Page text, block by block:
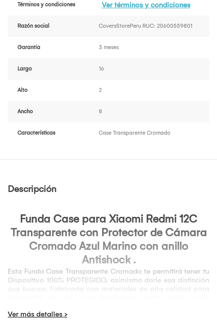
Términos y condiciones Ver términos y condiciones
Razón social CoversStorePeru RUC: 20600559801
Garantía 3 meses
Largo 16
Alto 2
Ancho 8
Características Case Transparente Cromado
Descripción
Funda Case para Xiaomi Redmi 12C
Transparente con Protector de Cámara
Cromado Azul Marino con anillo
Antishock .
Esta Funda Case Transparente Cromado te permitirá tener tu
Dispositivo 100% PROTEGIDO, asimismo darle esa distinción
que buscas. Fabricada con materiales de alta calidad para
perfectamente a tu Dispositivo y puedes usarlo sin afectar